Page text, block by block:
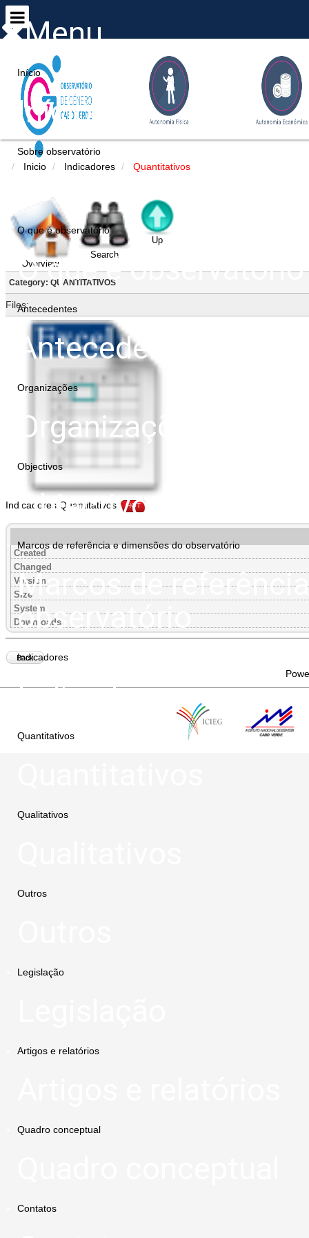
Menu
Início
Início
Sobre observatório
Sobre observatório
O que é observatório
O que é observatório
Antecedentes
Antecedentes
Organizações
Organizações
Objectivos
Objectivos
Marcos de referência e dimensões do observatório
Marcos de
observatório
Indicadores
Indicadores
Quantitativos
Qualitativos
Outros
Legislação
Artigos e relatórios
Quadro conceptual
Contatos
Inicio Indicadores Quantitativos
Overview
Search
Up
Category: QUANTITATIVOS
Files:
Indicadores Quantitativos HOT
Created
Changed
Version
Size
System
Downloads
Back